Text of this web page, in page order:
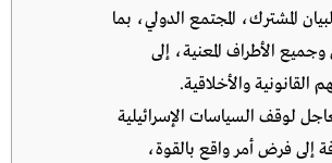
المشترك، المجتمع الدولي، بما
الأطراف المعنية، إلى
القانونية والأخلاقية.
لوقف السياسات الإسرائيلية
إلى فرض أمر واقع بالقوة،